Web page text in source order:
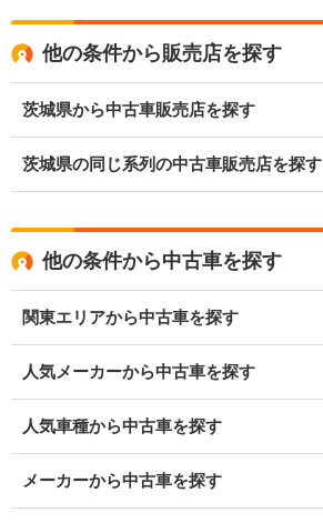
他の条件から販売店を探す
茨城県から中古車販売店を探す
茨城県の同じ系列の中古車販売店を探す
他の条件から中古車を探す
関東エリアから中古車を探す
人気メーカーから中古車を探す
人気車種から中古車を探す
メーカーから中古車を探す